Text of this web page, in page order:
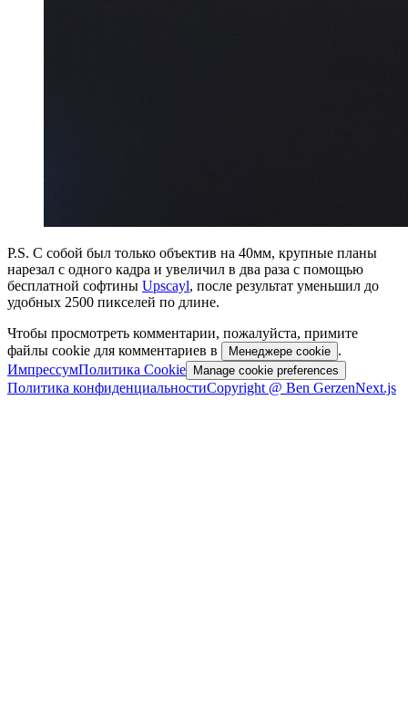
P.S. С собой был только объектив на 40мм, крупные планы
нарезал с одного кадра и увеличил в два раза с помощью
бесплатной софтины Upscayl, после результат уменьшил до
удобных 2500 пикселей по длине.
Чтобы просмотреть комментарии, пожалуйста, примите
файлы cookie для комментариев в
Менеджере cookie .
ИмпрессумПолитика Cookie Manage cookie preferences
Политика конфиденциальностиCopyright @ Ben GerzenNext.js